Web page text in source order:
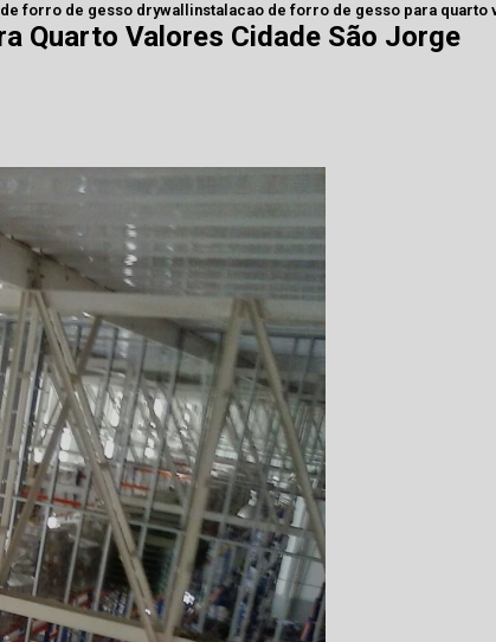
forro de gesso drywall instalacao de forro de gesso para quarto
Quarto Valores Cidade São Jorge